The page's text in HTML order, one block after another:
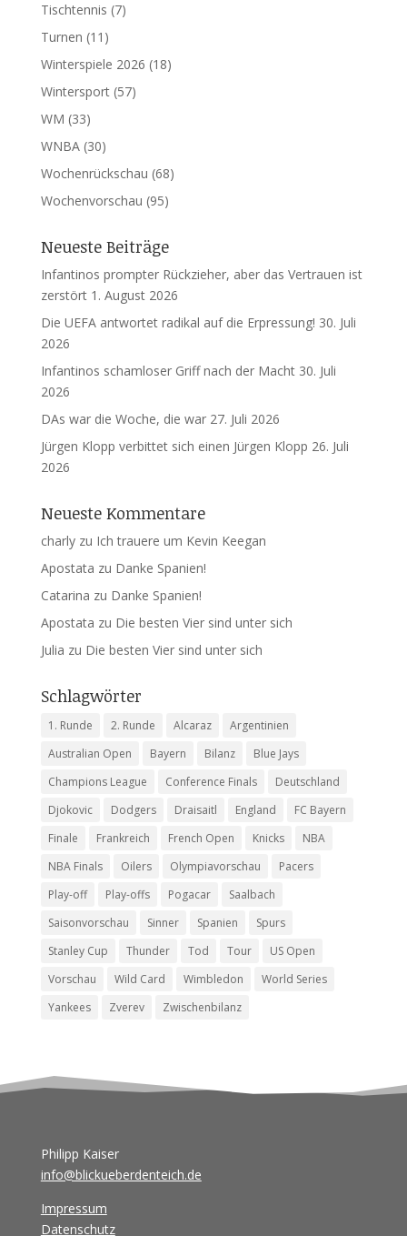
Tischtennis (7)
Turnen (11)
Winterspiele 2026 (18)
Wintersport(57)
WM (33)
WNBA(30)
Wochenrückschau (68)
Wochenvorschau (95)
Neueste Beiträge
Infantinos prompter Rückzieher, aber das Vertrauen ist
zerstört 1. August 2026
Die UEFA antwortet radikal auf die Erpressung! 30. Juli
2026
Infantinos schamloser Griff nach der Macht 30. Juli
2026
DAs war die Woche, die war 27. Juli 2026
Jürgen Klopp verbittet sich einen Jürgen Klopp 26. Juli
2026
Neueste Kommentare
charlyzu Ich trauere um Kevin Keegan
Apostata zu Danke Spanien!
Catarina zu Danke Spanien!
Apostata zu Die besten Vier sind unter sich
Julia zu Die besten Vier sind unter sich
Schlagwörter
1. Runde 2. Runde Alcaraz
Argentinien
Australian Open
Bayern Bilanz
Blue Jays
Champions League
Conference Finals
Deutschland
Djokovic
Dodgers Draisaitl England
FC Bayern
Finale
Frankreich French Open Knicks
NBA
NBA Finals
Oilers Olympiavorschau
Pacers
Play-off
Play-offs Pogacar
Saalbach
Saisonvorschau
Sinner Spanien
Spurs
Stanley Cup
Thunder Tod Tour
US Open
Vorschau
Wild Card Wimbledon
World Series
Yankees
Zverev Zwischenbilanz
Philipp Kaiser
info@blickueberdenteich.de
Impressum
Datenschutz